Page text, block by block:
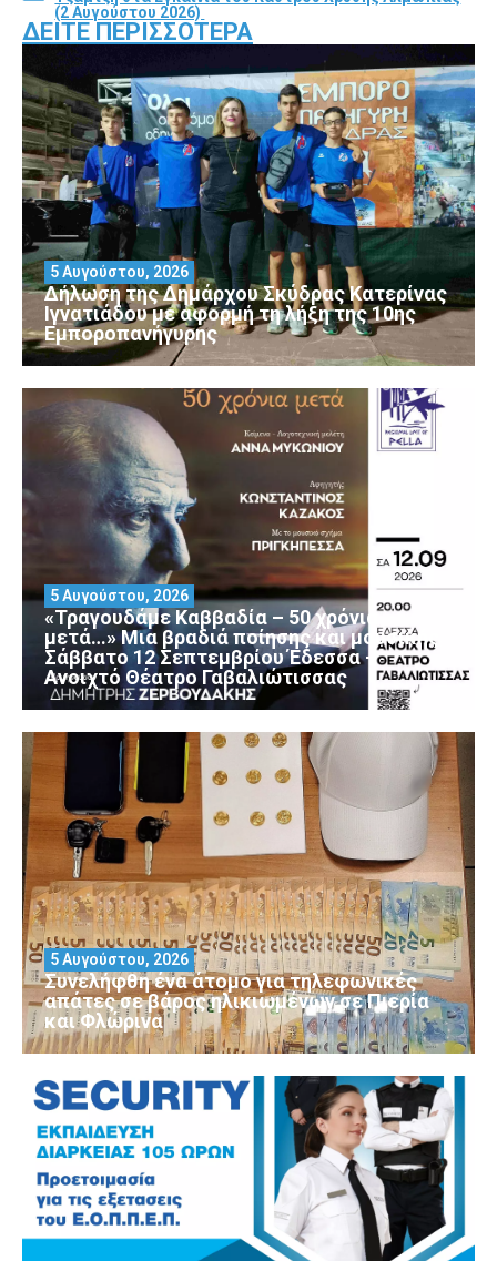
(2 Αυγούστου 2026)
ΔΕΊΤΕ ΠΕΡΙΣΣΌΤΕΡΑ
Δήλωση της Δημάρχου Σκύδρας Κατερίνας
Ιγνατιάδου με αφορμή τη λήξη της 10ης
Εμποροπανήγυρης
5 Αυγούστου, 2026
«Τραγουδάμε Καββαδία – 50 χρόνια
μετά…» Μια βραδιά ποίησης και μουσικής
Σάββατο 12 Σεπτεμβρίου Έδεσσα –
Ανοιχτό Θέατρο Γαβαλιώτισσας
5 Αυγούστου, 2026
Συνελήφθη ένα άτομο για τηλεφωνικές
απάτες σε βάρος ηλικιωμένων σε Πιερία
και Φλώρινα
5 Αυγούστου, 2026